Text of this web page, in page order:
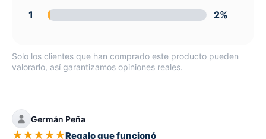
1
2%
Solo los clientes que han comprado este producto pueden
valorarlo, así garantizamos opiniones reales.
Germán Peña
★★★★★Regalo que funcionó